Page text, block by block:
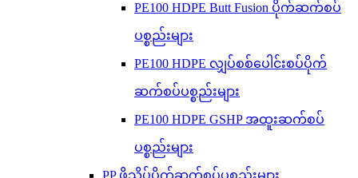
PE100 HDPE Butt Fusion ပိုက်ဆက်စပ်
ပစ္စည်းများ
PE100 HDPE လျှပ်စစ်ပေါင်းစပ်ပိုက်
ဆက်စပ်ပစ္စည်းများ
PE100 HDPE GSHP အထူးဆက်စပ်
ပစ္စည်းများ
PP ဖိသိပ်ပိုက်ဆက်စပ်ပစ္စည်းများ